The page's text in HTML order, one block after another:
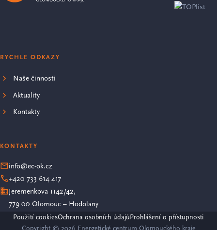
RYCHLÉ ODKAZY
Naše činnosti
Aktuality
Kontakty
KONTAKTY
info@ec-ok.cz
+420 733 614 417
Jeremenkova 1142/42,
779 00 Olomouc – Hodolany
Použití cookiesOchrana osobních údajůProhlášení o přístupnosti